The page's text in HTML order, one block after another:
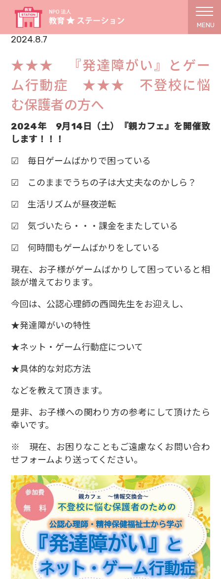
MENU
2024.8.7
★★★ 『発達障がい』とゲー
ム行動症 ★★★ 不登校に悩
む保護者の方へ
2024年 9月14日（土）『親カフェ』を開催致
します！！！
☑ 毎日ゲームばかりで困っている
☑ このままでうちの子は大丈夫なのかしら？
☑ 生活リズムが昼夜逆転
☑ 気づいたら・・・課金をまたしている
☑ 何時間もゲームばかりをしている
現在、お子様がゲームばかりして困っていると相
談が増えております。
今回は、公認心理師の西岡先生をお迎えし、
★発達障がいの特性
★ネット・ゲーム行動症について
★具体的な対応方法
などを教えて頂きます。
是非、お子様への関わり方の参考にして頂けたら
幸いです。
※ 現在、お困りなこともご遠慮なくお問い合わ
せフォームより送ってください。